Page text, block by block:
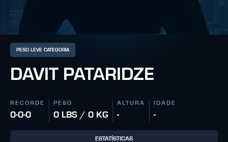
PESO LEVE CATEGORIA
DAVIT PATARIDZE
RECORDE
0-0-0
PESO
0 LBS / 0 KG
ALTURA
-
IDADE
-
ESTATÍSTICAS